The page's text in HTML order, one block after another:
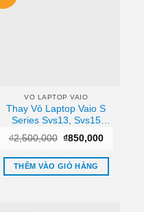
VO LAPTOP VAIO
Thay Vỏ Laptop Vaio S
Series Svs13, Svs15
Tại Tphcm
₫2,500,000 Giá
là:
₫2,500,000.
₫850,000Giá
tại
THÊM VÀO GIỎ HÀNG